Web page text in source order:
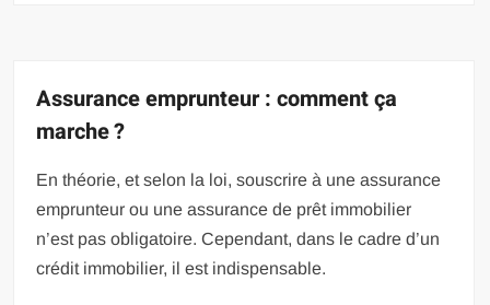
Assurance emprunteur : comment ça
marche ?
En théorie, et selon la loi, souscrire à une assurance
emprunteur ou une assurance de prêt immobilier
n’est pas obligatoire. Cependant, dans le cadre d’un
crédit immobilier, il est indispensable.